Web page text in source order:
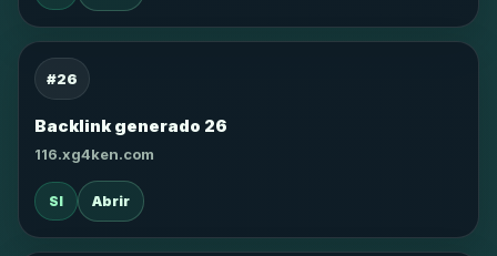
#26
Backlink generado 26
116.xg4ken.com
SI Abrir